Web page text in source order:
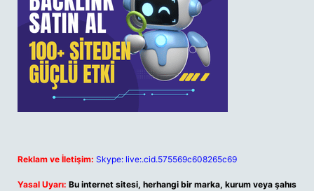
Reklam ve İletişim: Skype: live:.cid.575569c608265c69
Yasal Uyarı: Bu internet sitesi, herhangi bir marka, kurum veya şahıs